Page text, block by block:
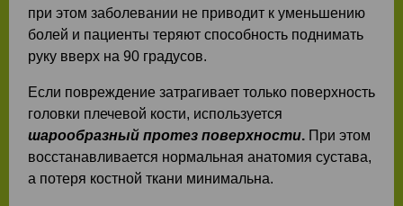
при этом заболевании не приводит к уменьшению
болей и пациенты теряют способность поднимать
руку вверх на 90 градусов.
Если повреждение затрагивает только поверхность
головки плечевой кости, используется
шарообразный протез поверхности. При этом
восстанавливается нормальная анатомия сустава,
а потеря костной ткани минимальна.